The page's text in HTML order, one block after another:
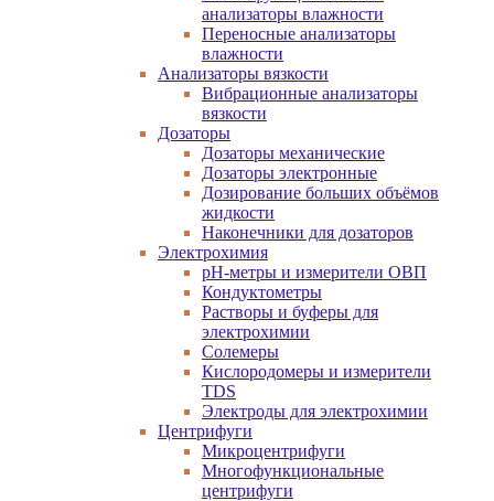
анализаторы влажности
Переносные анализаторы
влажности
Анализаторы вязкости
Вибрационные анализаторы
вязкости
Дозаторы
Дозаторы механические
Дозаторы электронные
Дозирование больших объёмов
жидкости
Наконечники для дозаторов
Электрохимия
pH-метры и измерители ОВП
Кондуктометры
Растворы и буферы для
электрохимии
Солемеры
Кислородомеры и измерители
TDS
Электроды для электрохимии
Центрифуги
Микроцентрифуги
Многофункциональные
центрифуги